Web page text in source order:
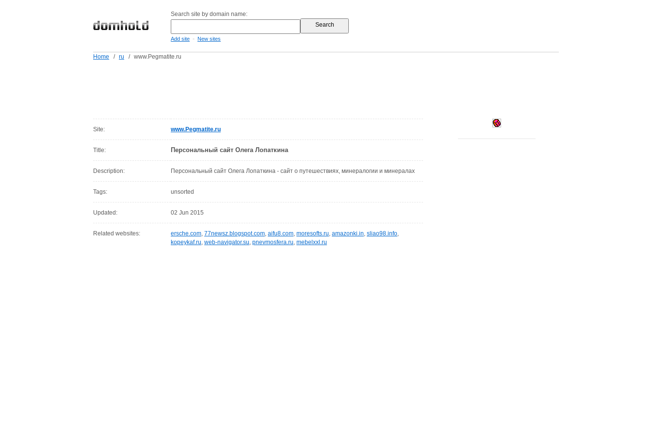
Search site by domain name:
Add site - New sites
Home / ru / www.Pegmatite.ru
Site: www.Pegmatite.ru
Title: Персональный сайт Олега Лопаткина
Description: Персональный сайт Олега Лопаткина - сайт о путешествиях, минералогии и минералах
Tags: unsorted
Updated: 02 Jun 2015
Related websites: ersche.com, 77newsz.blogspot.com, aifu8.com, moresofts.ru, amazonki.in, sliao98.info,
kopeykaf.ru, web-navigator.su, pnevmosfera.ru, mebelxxl.ru